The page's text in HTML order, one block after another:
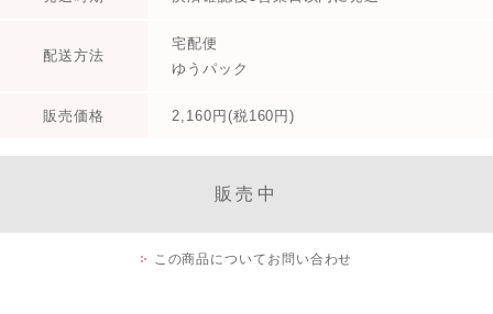
配送方法
宅配便
ゆうパック
販売価格 2,160円(税160円)
販売中
この商品についてお問い合わせ